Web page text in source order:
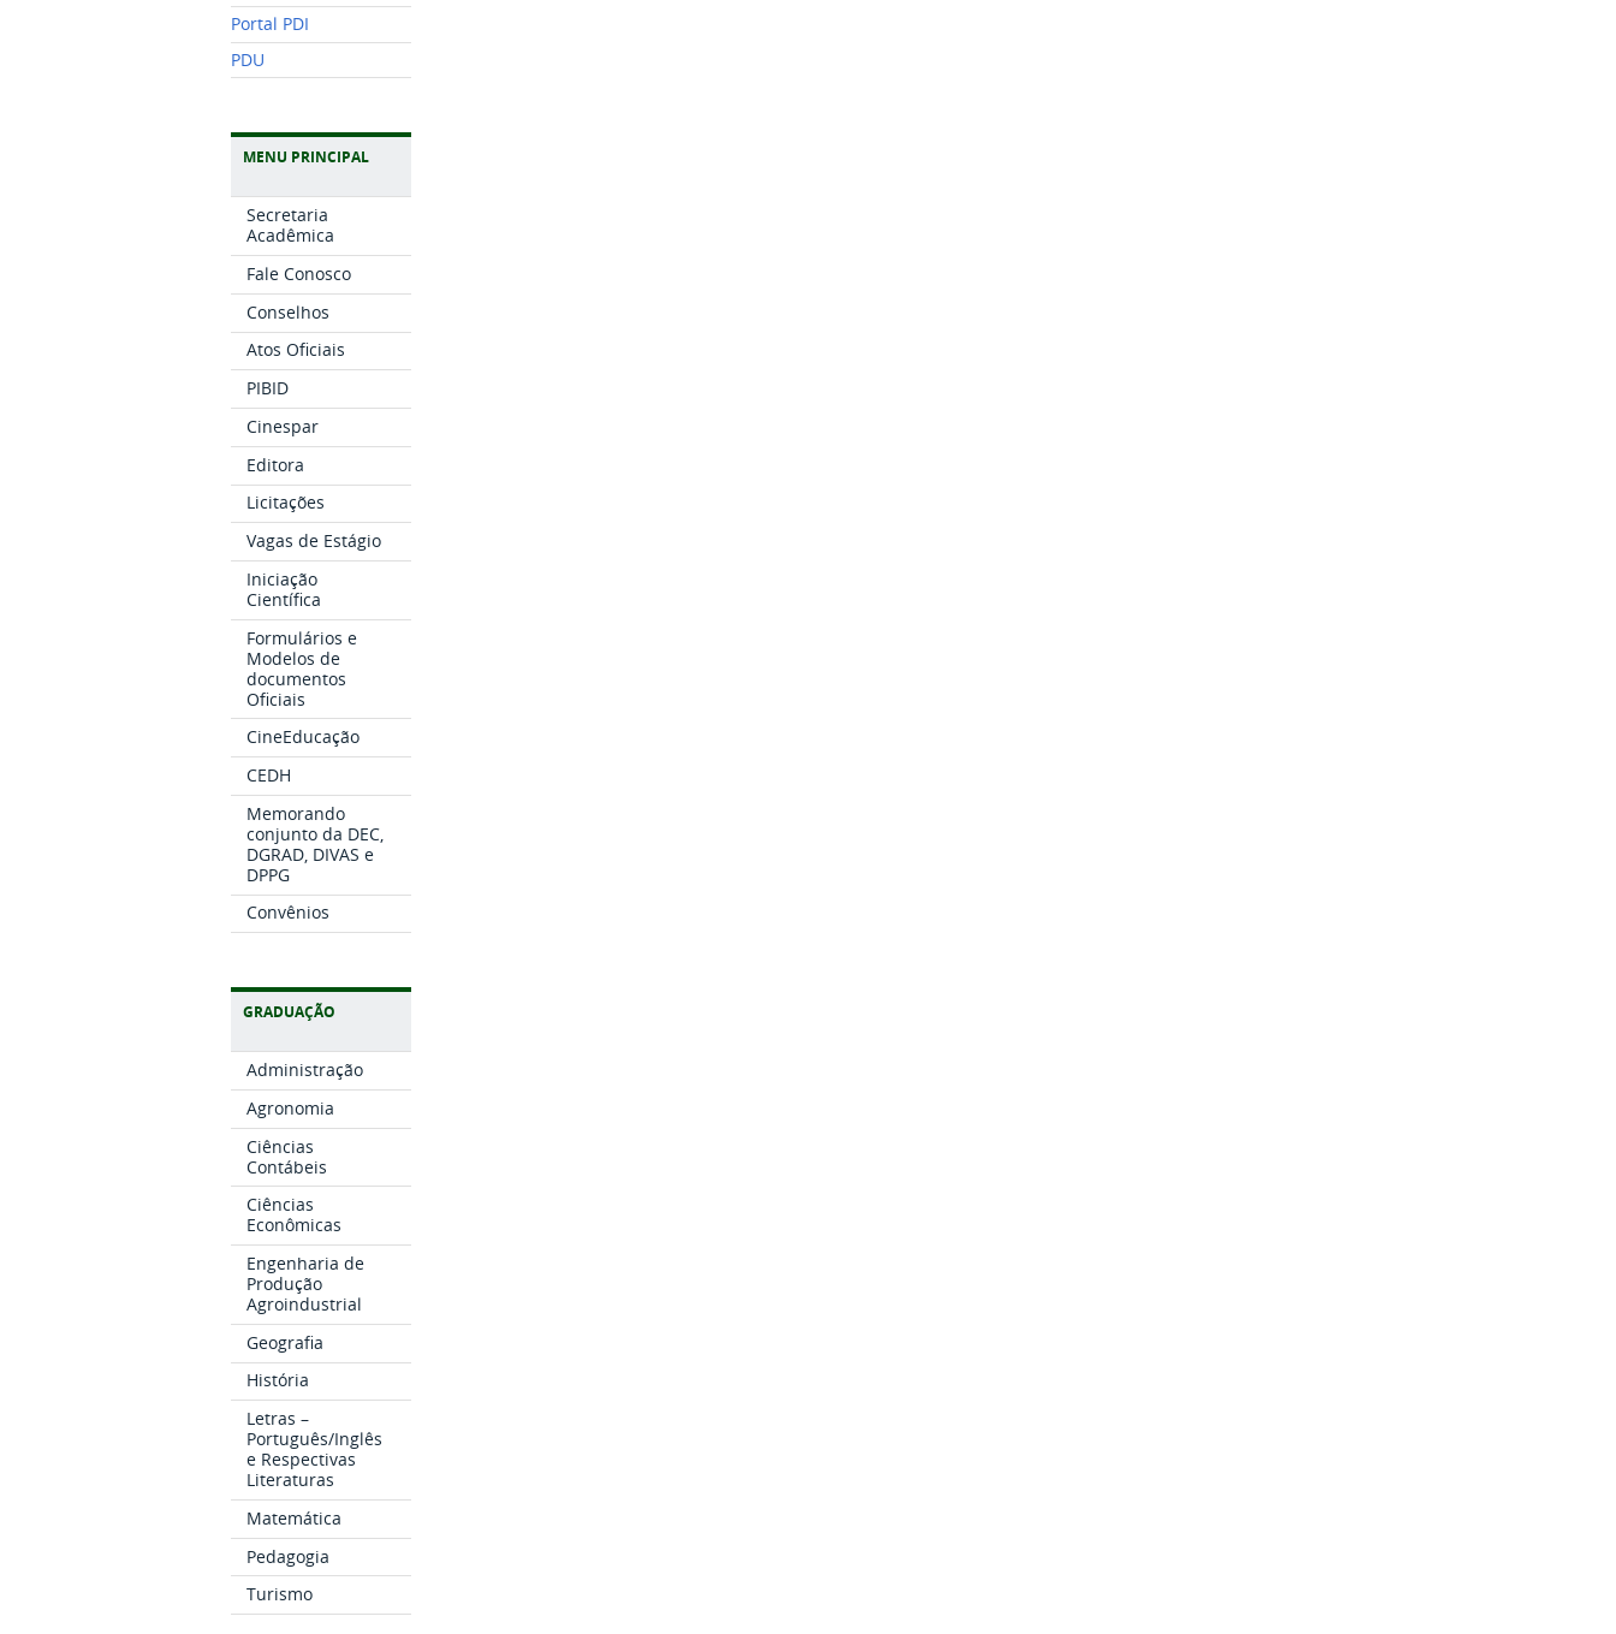
Portal PDI
PDU
MENU PRINCIPAL
Secretaria
Acadêmica
Fale Conosco
Conselhos
Atos Oficiais
PIBID
Cinespar
Editora
Licitações
Vagas de Estágio
Iniciação
Científica
Formulários e
Modelos de
documentos
Oficiais
CineEducação
CEDH
Memorando
conjunto da DEC,
DGRAD, DIVAS e
DPPG
Convênios
GRADUAÇÃO
Administração
Agronomia
Ciências
Contábeis
Ciências
Econômicas
Engenharia de
Produção
Agroindustrial
Geografia
História
Letras –
Português/Inglês
e Respectivas
Literaturas
Matemática
Pedagogia
Turismo